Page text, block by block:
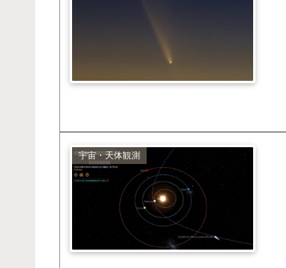
宇宙・天体観測